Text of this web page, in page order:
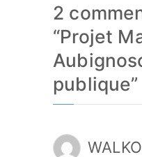
2
“Projet
publique”